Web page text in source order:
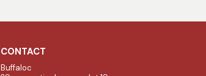
CONTACT
Buffaloc